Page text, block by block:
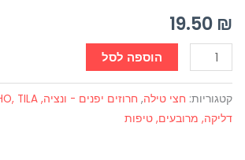
19.50 ₪
TLH2440D
הוספה לסל
קטגוריות: חצי טילה,
דליקה, מרובעים, טיפות